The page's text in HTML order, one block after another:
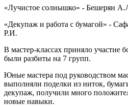
«Лучистое солнышко» - Бешерян
«Декупаж и работа с бумагой» -
Р.И.
В мастер-классах приняло участие
были разбиты на 7 групп.
Юные мастера под руководством
выполняли поделки из ниток,
декупаж, получили много
новые навыки.